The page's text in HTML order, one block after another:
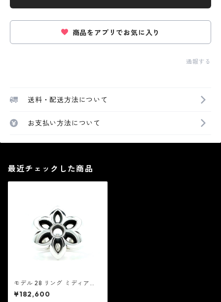
商品をアプリでお気に入り
通報する
送料・配送方法について
お支払い方法について
最近チェックした商品
モデル 28 リング ミディア
ム：Good Art HLYWD グッド
アート ハリウッド
¥182,600